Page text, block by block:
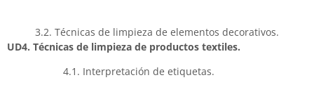
3.2. Técnicas de limpieza de elementos decorativos.
UD4. Técnicas de limpieza de productos textiles.
4.1. Interpretación de etiquetas.